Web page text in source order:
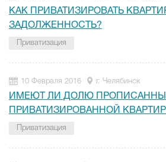
КАК ПРИВАТИЗИРОВАТЬ
ЗАДОЛЖЕННОСТЬ?
Приватизация
10 Февраля 2016 г. Челябинск
ИМЕЮТ ЛИ ДОЛЮ
ПРИВАТИЗИРОВАННОЙ
Приватизация